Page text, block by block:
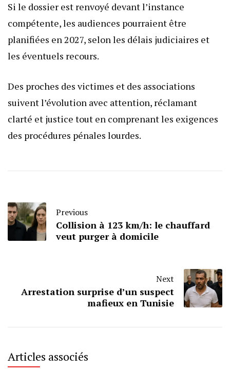
Si le dossier est renvoyé devant l’instance
compétente, les audiences pourraient être
planifiées en 2027, selon les délais judiciaires et
les éventuels recours.
Des proches des victimes et des associations
suivent l’évolution avec attention, réclamant
clarté et justice tout en comprenant les exigences
des procédures pénales lourdes.
Previous
Collision à 123 km/h: le chauffard
veut purger à domicile
Next
Arrestation surprise d’un suspect
mafieux en Tunisie
Articles associés